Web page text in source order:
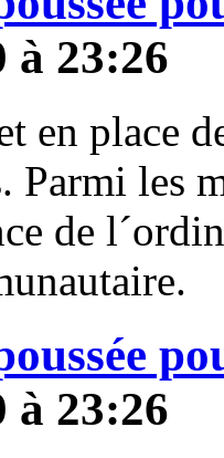
à 23:26
en place
Parmi les
de
à 23:26